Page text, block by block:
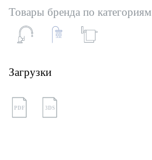
Товары бренда по категориям
Загрузки
PDF 3DS